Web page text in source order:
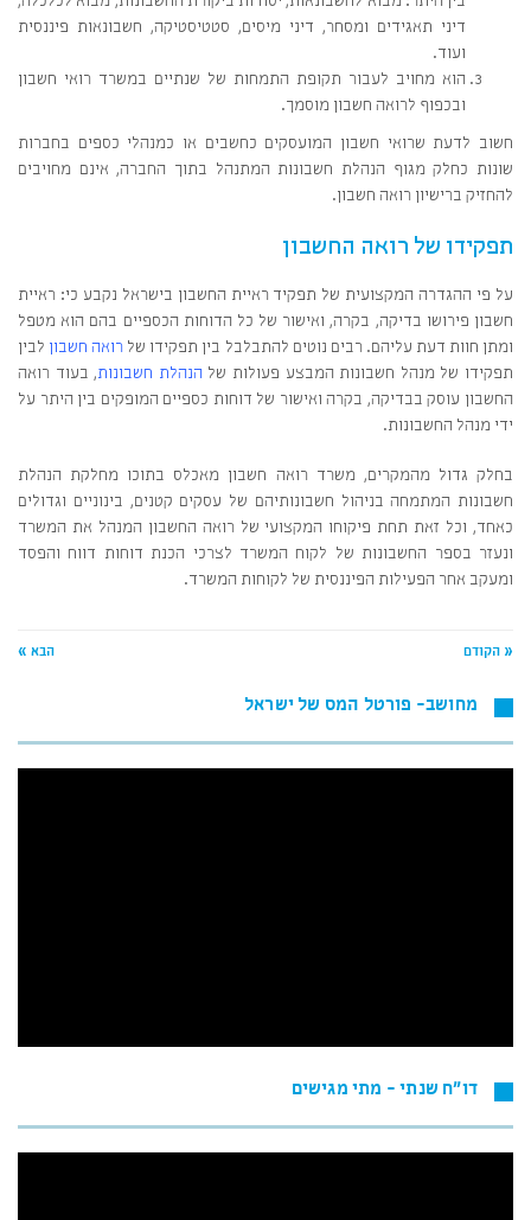
דיני תאגידים ומסחר, דיני מיסים, סטטיסטיקה, חשבונאות פיננסית
ועוד.
הוא מחויב לעבור תקופת התמחות של שנתיים במשרד רואי חשבון
ובכפוף לרואה חשבון מוסמך.
חשוב לדעת שרואי חשבון המועסקים כחשבים או כמנהלי כספים בחברות
שונות כחלק מגוף הנהלת חשבונות המתנהל בתוך החברה, אינם מחויבים
להחזיק ברישיון רואה חשבון.
תפקידו של רואה החשבון
על פי ההגדרה המקצועית של תפקיד ראיית החשבון בישראל נקבע כי: ראיית
חשבון פירושו בדיקה, בקרה, ואישור של כל הדוחות הכספיים בהם הוא מטפל
ומתן חוות דעת עליהם. רבים נוטים להתבלבל בין תפקידו של רואה חשבון לבין
תפקידו של מנהל חשבונות המבצע פעולות שלהנהלת חשבונות, בעוד רואה
החשבון עוסק בבדיקה, בקרה ואישור של דוחות כספיים המופקים בין היתר על
ידי מנהל החשבונות.
בחלק גדול מהמקרים, משרד רואה חשבון מאכלס בתוכו מחלקת הנהלת
חשבונות המתמחה בניהול חשבונותיהם של עסקים קטנים, בינוניים וגדולים
כאחד, וכל זאת תחת פיקוחו המקצועי של רואה החשבון המנהל את המשרד
ונעזר בספר החשבונות של לקוח המשרד לצרכי הכנת דוחות דווח והפסד
ומעקב אחר הפעילות הפיננסית של לקוחות המשרד.
« הקודם הבא »
מחושב- פורטל המס של ישראל
דו"ח שנתי - מתי מגישים